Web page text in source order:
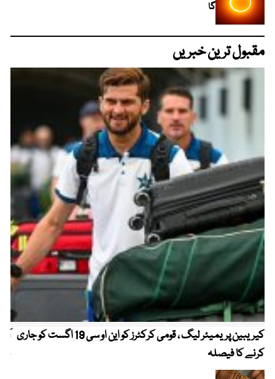
گا
مقبول ترین خبریں
کیریبین پریمیئر لیگ ، قومی کرکٹرز کو این او سی 19 اگست کو جاری
کرنے کا فیصلہ